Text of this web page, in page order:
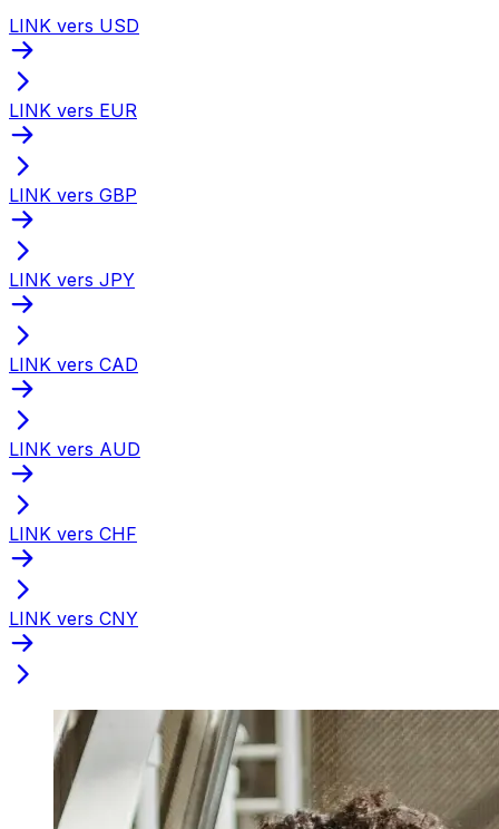
LINK vers USD
LINK vers EUR
LINK vers GBP
LINK vers JPY
LINK vers CAD
LINK vers AUD
LINK vers CHF
LINK vers CNY